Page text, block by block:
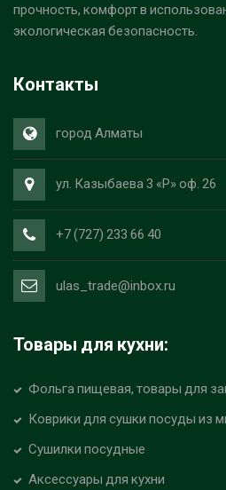
прочность, комфорт в
экологическая безопасность.
Контакты
город Алматы
ул. Казыбаева 3 «Р» оф. 26
+7 (727) 233 66 40
ulas_trade@inbox.ru
Товары для кухни:
Фольга пищевая, товары для
Коврики для сушки посуды из
Сушилки посудные
Аксессуары для кухни